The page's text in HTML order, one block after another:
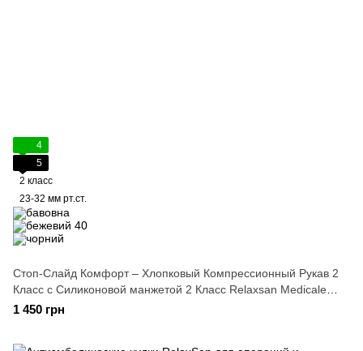
4
5
2 класс
23-32 мм рт.ст.
Стоп-Слайд Комфорт – Хлопковый Компрессионный Рукав 2
Класс с Силиконовой манжетой 2 Класс Relaxsan Medicale
Cotton 1-S р.
1 450 грн